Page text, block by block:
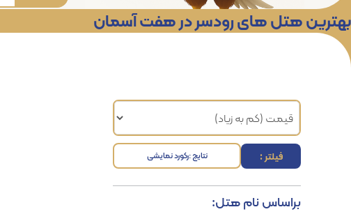
بهترین هتل های رودسر در هفت آسمان
فیلتر : نتایج :رکورد نمایشی
براساس نام هتل: